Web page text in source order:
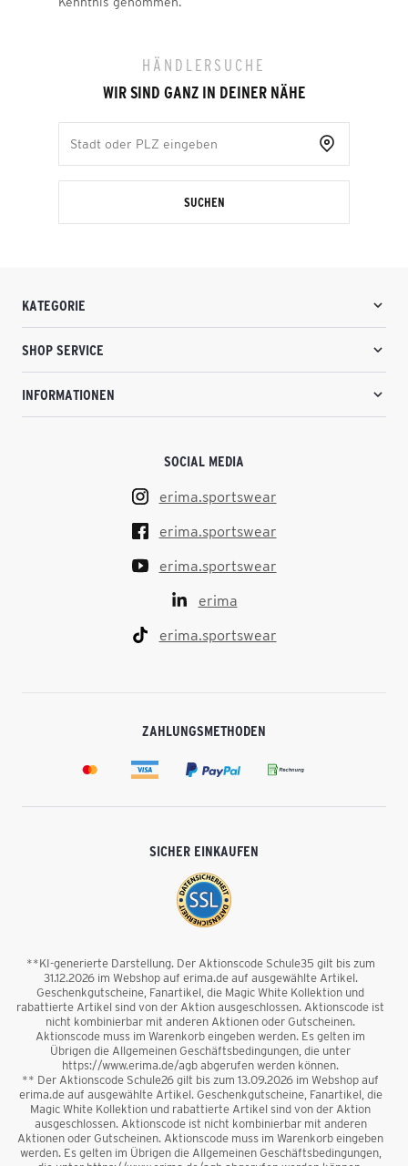
HÄNDLERSUCHE
WIR SIND GANZ IN DEINER NÄHE
SUCHEN
KATEGORIE
SHOP SERVICE
INFORMATIONEN
SOCIAL MEDIA
erima.sportswear
erima.sportswear
erima.sportswear
erima
erima.sportswear
ZAHLUNGSMETHODEN
SICHER EINKAUFEN
**KI-generierte Darstellung. Der Aktionscode Schule35 gilt bis zum
31.12.2026 im Webshop auf erima.de auf ausgewählte Artikel.
Geschenkgutscheine, Fanartikel, die Magic White Kollektion und
rabattierte Artikel sind von der Aktion ausgeschlossen. Aktionscode ist
nicht kombinierbar mit anderen Aktionen oder Gutscheinen.
Aktionscode muss im Warenkorb eingeben werden. Es gelten im
Übrigen die Allgemeinen Geschäftsbedingungen, die unter
https://www.erima.de/agb abgerufen werden können.
** Der Aktionscode Schule26 gilt bis zum 13.09.2026 im Webshop auf
erima.de auf ausgewählte Artikel. Geschenkgutscheine, Fanartikel, die
Magic White Kollektion und rabattierte Artikel sind von der Aktion
ausgeschlossen. Aktionscode ist nicht kombinierbar mit anderen
Aktionen oder Gutscheinen. Aktionscode muss im Warenkorb eingeben
werden. Es gelten im Übrigen die Allgemeinen Geschäftsbedingungen,